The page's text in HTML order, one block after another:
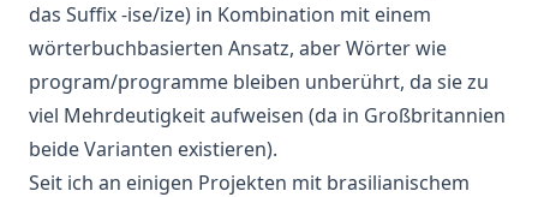
das Suffix -ise/ize) in Kombination mit einem
wörterbuchbasierten Ansatz, aber Wörter wie
program/programme bleiben unberührt, da sie zu
viel Mehrdeutigkeit aufweisen (da in Großbritannien
beide Varianten existieren).
Seit ich an einigen Projekten mit brasilianischem